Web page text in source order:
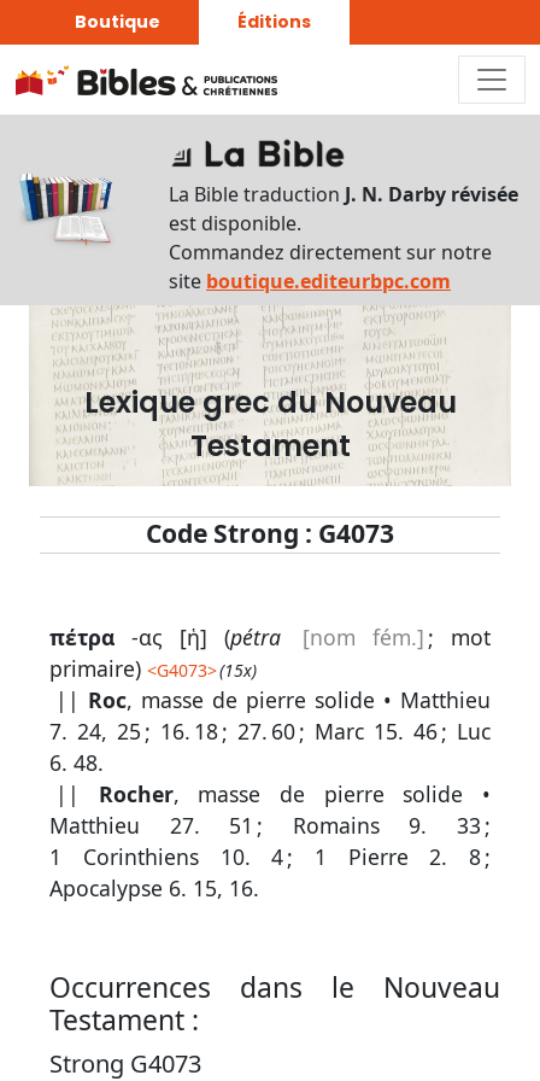
Boutique Éditions
La Bible traduction J. N. Darby révisée
est disponible.
Commandez directement sur notre
site boutique.editeurbpc.com
Lexique grec du Nouveau
Testament
Code Strong : G4073
πέτρα -ας [ἡ] (pétra [nom fém.] ; mot
primaire)<G4073>(15x)
|| Roc, masse de pierre solide • Matthieu
7. 24, 25 ; 16. 18; 27. 60; Marc 15. 46; Luc
6. 48.
|| Rocher, masse de pierre solide •
Matthieu 27. 51 ; Romains 9. 33 ;
1 Corinthiens 10. 4; 1 Pierre 2. 8;
Apocalypse 6. 15, 16.
Occurrences dans le Nouveau
Testament :
Strong G4073
Recherche
Rechercher
par
lettre
Rechercher
par
mot
français
Lexique
Recherche
grec
Rechercher
par
code
strong
par
lettre
Rechercher